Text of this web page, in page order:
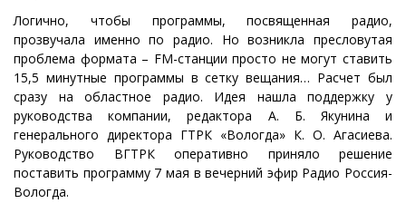
Логично, чтобы программы, посвященная радио,
прозвучала именно по радио. Но возникла пресловутая
проблема формата – FM-станции просто не могут ставить
15,5 минутные программы в сетку вещания… Расчет был
сразу на областное радио. Идея нашла поддержку у
руководства компании, редактора А. Б. Якунина и
генерального директора ГТРК «Вологда» К. О. Агасиева.
Руководство ВГТРК оперативно приняло решение
поставить программу 7 мая в вечерний эфир Радио Россия-
Вологда.